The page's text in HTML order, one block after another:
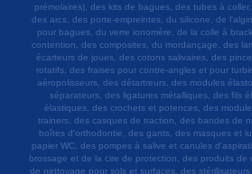
prémolaires), des kits de bagues, des tubes à
des arcs, des porte-empreintes, du silicone, de
pour bagues, du verre ionomère, de la colle à
contention, des composites, du mordançage, des
écarteurs de joues, des cotons salivaires, des
rotatifs, des fraises pour contre-angles et pour
aéropolisseurs, des détartreurs, des modules
séparateurs, des ligatures métalliques, des fils
élastiques, des crochets et potences, des
trainers, des casques de traction, des bandes de
boîtes d'orthodontie, des gants, des masques et
papier WC, des pompes à salive et canules
brossage et de la cire de protection, des produits de
de nettoyage pour sols et surfaces, des